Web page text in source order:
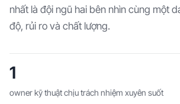
nhất là đội ngũ hai bên nhìn cùng một
độ, rủi ro và chất lượng.
1
owner kỹ thuật chịu trách nhiệm xuyên suốt